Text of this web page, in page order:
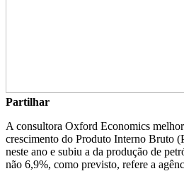
Partilhar
A consultora Oxford Economics
crescimento do Produto Interno Bruto
neste ano e subiu a da produção de
não 6,9%, como previsto, refere a